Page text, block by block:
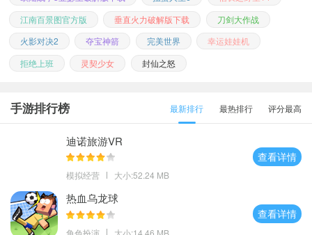
江南百景图官方版
垂直火力破解版下载
刀剑大作战
火影对决2
夺宝神箭 完美世界
幸运娃娃机
拒绝上班
灵契少女 封仙之怒
手游排行榜 最新排行 最热排行 评分最高
迪诺旅游VR
模拟经营 大小:52.24 MB
查看详情
热血乌龙球
角色扮演 大小:14.46 MB
查看详情